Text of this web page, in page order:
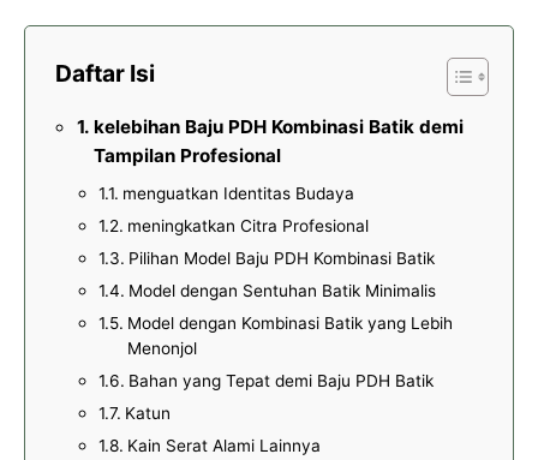
Daftar Isi
kelebihan Baju PDH Kombinasi Batik demi
Tampilan Profesional
menguatkan Identitas Budaya
meningkatkan Citra Profesional
Pilihan Model Baju PDH Kombinasi Batik
Model dengan Sentuhan Batik Minimalis
Model dengan Kombinasi Batik yang Lebih
Menonjol
Bahan yang Tepat demi Baju PDH Batik
Katun
Kain Serat Alami Lainnya